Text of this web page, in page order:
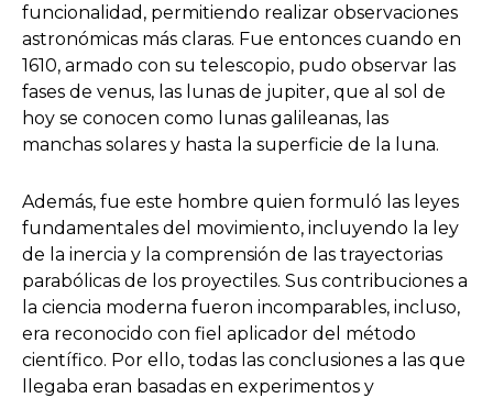
funcionalidad, permitiendo realizar observaciones
astronómicas más claras. Fue entonces cuando en
1610, armado con su telescopio, pudo observar las
fases de venus, las lunas de jupiter, que al sol de
hoy se conocen como lunas galileanas, las
manchas solares y hasta la superficie de la luna.
Además, fue este hombre quien formuló las leyes
fundamentales del movimiento, incluyendo la ley
de la inercia y la comprensión de las trayectorias
parabólicas de los proyectiles. Sus contribuciones a
la ciencia moderna fueron incomparables, incluso,
era reconocido con fiel aplicador del método
científico. Por ello, todas las conclusiones a las que
llegaba eran basadas en experimentos y